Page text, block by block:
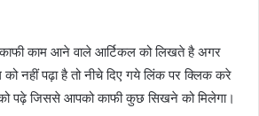
काम आने वाले आर्टिकल को लिखते है अगर
नहीं पढ़ा है तो नीचे दिए गये लिंक पर क्लिक करे
पढ़े जिससे आपको काफी कुछ सिखने को मिलेगा।